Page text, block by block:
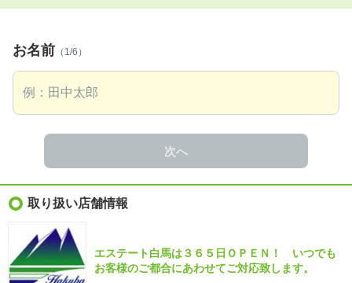
お名前 （1/6）
次へ
取り扱い店舗情報
エステート白馬は３６５日ＯＰＥＮ！ いつでも
お客様のご都合にあわせてご対応致します。